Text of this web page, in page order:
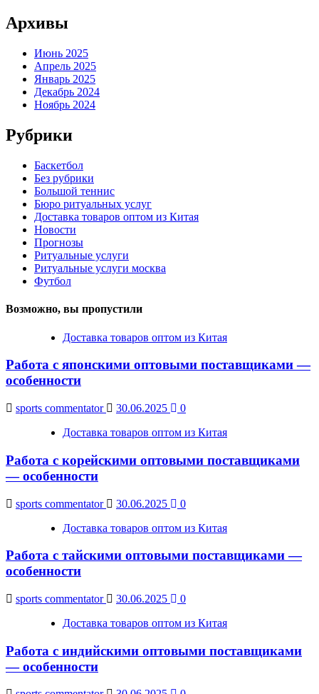
Архивы
Июнь 2025
Апрель 2025
Январь 2025
Декабрь 2024
Ноябрь 2024
Рубрики
Баскетбол
Без рубрики
Большой теннис
Бюро ритуальных услуг
Доставка товаров оптом из Китая
Новости
Прогнозы
Ритуальные услуги
Ритуальные услуги москва
Футбол
Возможно, вы пропустили
Доставка товаров оптом из Китая
Работа с японскими оптовыми поставщиками —
особенности
sports commentator 30.06.2025
0
Доставка товаров оптом из Китая
Работа с корейскими оптовыми поставщиками
— особенности
sports commentator 30.06.2025
0
Доставка товаров оптом из Китая
Работа с тайскими оптовыми поставщиками —
особенности
sports commentator 30.06.2025
0
Доставка товаров оптом из Китая
Работа с индийскими оптовыми поставщиками
— особенности